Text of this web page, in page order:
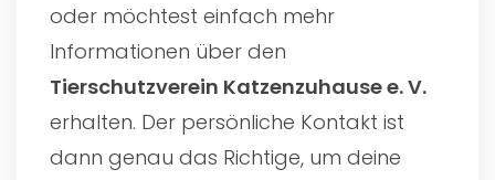
oder möchtest einfach mehr
Informationen über den
Tierschutzverein Katzenzuhause e. V.
erhalten. Der persönliche Kontakt ist
dann genau das Richtige, um deine